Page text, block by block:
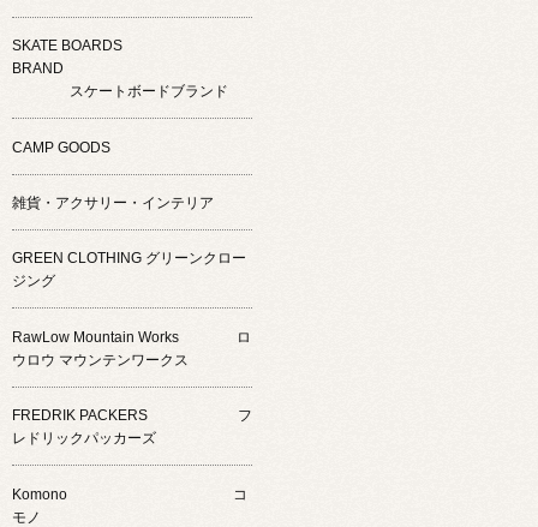
SKATE BOARDS
BRAND
スケートボードブランド
CAMP GOODS
雑貨・アクサリー・インテリア
GREEN CLOTHING グリーンクロー
ジング
RawLow Mountain Works ロ
ウロウ マウンテンワークス
FREDRIK PACKERS フ
レドリックパッカーズ
Komono コ
モノ